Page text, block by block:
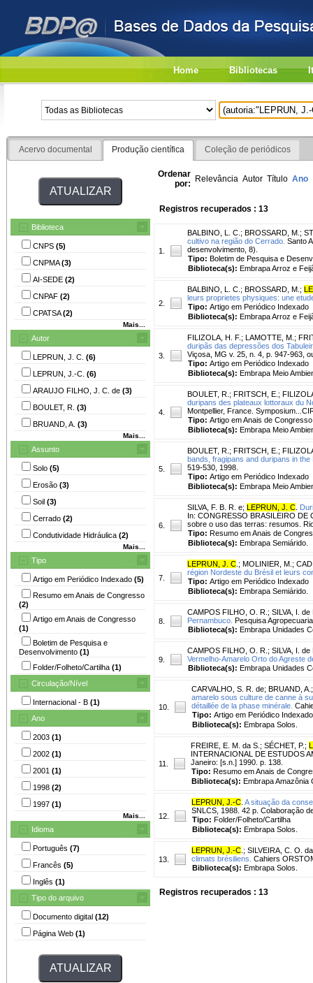
Home Bibliotecas
Acervo documental Produção científica Coleção de periódicos
Biblioteca
CNPS (5)
CNPMA(3)
AI-SEDE (2)
CNPAF (2)
CPATSA(2)
Mais...
Autor
LEPRUN, J. C. (6)
LEPRUN, J.-C. (6)
ARAUJO FILHO, J. C. de (3)
BOULET, R. (3)
BRUAND, A. (3)
Mais...
Assunto
Solo (5)
Erosão (3)
Soil (3)
Cerrado (2)
Condutividade Hidráulica (2)
Mais...
Tipo
Artigo em Periódico Indexado (5)
Resumo em Anais de Congresso
(2)
Artigo em Anais de Congresso
(1)
Boletim de Pesquisa e
Desenvolvimento (1)
Folder/Folheto/Cartilha (1)
Circulação/Nível
Internacional - B (1)
Ano
2003 (1)
2002 (1)
2001 (1)
1998 (2)
1997 (1)
Mais...
Idioma
Português (7)
Francês (5)
Inglês (1)
Tipo do arquivo
Documento digital (12)
Página Web (1)
Ordenar
por: Relevância Autor Título Ano
Registros recuperados : 13
1.
BALBINO, L. C. ; BROSSARD, M. ;
cultivo na região do Cerrado. Santo
desenvolvimento, 8).
Tipo: Boletim de Pesquisa e
Biblioteca(s): Embrapa Arroz e
2.
BALBINO, L. C. ; BROSSARD, M. ;
leurs proprietes physiques: une
Tipo: Artigo em Periódico Indexado
Biblioteca(s): Embrapa Arroz e
3.
FILIZOLA, H. F. ; LAMOTTE, M. ;
duripãs das depressões dos
Viçosa, MG v. 25, n. 4, p. 947-963,
Tipo: Artigo em Periódico Indexado
Biblioteca(s): Embrapa Meio
4.
BOULET, R. ; FRITSCH, E. ;
duripans des plateaux lottoraux du
Montpellier, France.
Tipo: Artigo em Anais de Congresso
Biblioteca(s): Embrapa Meio
5.
BOULET, R. ; FRITSCH, E. ;
bands, fragipans and duripans in
519-530, 1998.
Tipo: Artigo em Periódico Indexado
Biblioteca(s): Embrapa Meio
6.
SILVA, F. B. R. e; LEPRUN, J. C
In: CONGRESSO BRASILEIRO DE
sobre o uso das terras: resumos.
Tipo: Resumo em Anais de
Biblioteca(s): Embrapa Semiárido.
7.
LEPRUN, J. C ; MOLINIER, M. ;
région Nordeste du Brésil et leurs
Tipo: Artigo em Periódico Indexado
Biblioteca(s): Embrapa Semiárido.
8.
CAMPOS FILHO, O. R. ; SILVA, I. de
Pernambuco. Pesquisa
Biblioteca(s): Embrapa Unidades
9.
CAMPOS FILHO, O. R. ; SILVA, I. de
Vermelho-Amarelo Orto do Agreste
Biblioteca(s): Embrapa Unidades
10.
CARVALHO, S. R. de; BRUAND, A.
amarelo sous culture de canne à
détaillée de la phase minérale.
Tipo: Artigo em Periódico Indexado
Biblioteca(s): Embrapa Solos.
11.
FREIRE, E. M. da S. ; SÉCHET, P. ;
INTERNACIONAL DE ESTUDOS
Janeiro: [s.n.] 1990. p. 138.
Tipo: Resumo em Anais de
Biblioteca(s): Embrapa Amazônia
12.
LEPRUN, J.-C A situação da
SNLCS, 1988. 42 p. Colaboração
Tipo: Folder/Folheto/Cartilha
Biblioteca(s): Embrapa Solos.
13.
LEPRUN, J.-C ; SILVEIRA, C. O. da
climats brésiliens. Cahiers
Biblioteca(s): Embrapa Solos.
Registros recuperados : 13